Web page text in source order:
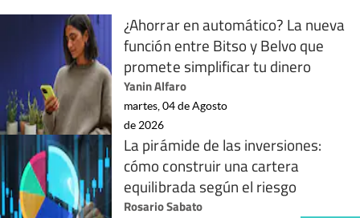
¿Ahorrar en automático? La nueva
función entre Bitso y Belvo que
promete simplificar tu dinero
Yanin Alfaro
martes, 04 de Agosto
de 2026
La pirámide de las inversiones:
cómo construir una cartera
equilibrada según el riesgo
Rosario Sabato